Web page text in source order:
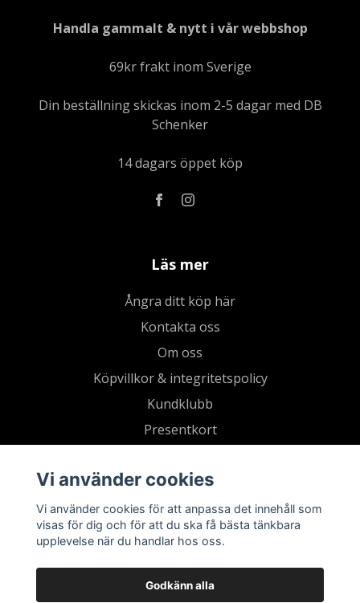
Handla gammalt & nytt i vår webbshop
69kr frakt inom Sverige
Din beställning skickas inom 2-5 dagar med DB
Schenker
14 dagars öppet köp
Läs mer
Ångra ditt köp här
Kontakta oss
Om oss
Köpvillkor & integritetspolicy
Kundklubb
Presentkort
Vi använder cookies
Vi använder cookies för att anpassa det innehåll som
visas för dig och för att du ska få bästa tänkbara
upplevelse när du handlar hos oss.
Godkänn alla